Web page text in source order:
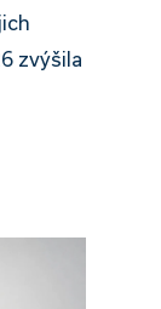
zvýšila